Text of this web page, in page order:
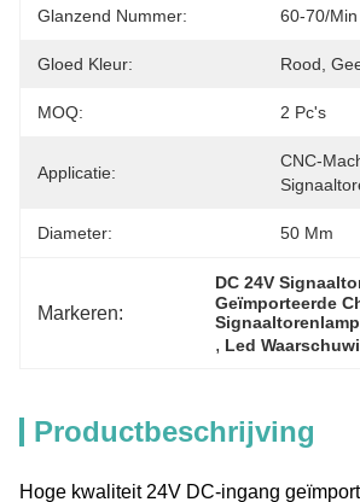
Glanzend Nummer: 60-70/min
Gloed Kleur: Rood,
MOQ: 2 Pc's
Applicatie:
CNC-
Diameter: 50 Mm
Markeren:
DC 24V
Geïmporteerde
Signaaltorenlamp
, Led
Productbeschrijving
Hoge kwaliteit 24V DC-ingang